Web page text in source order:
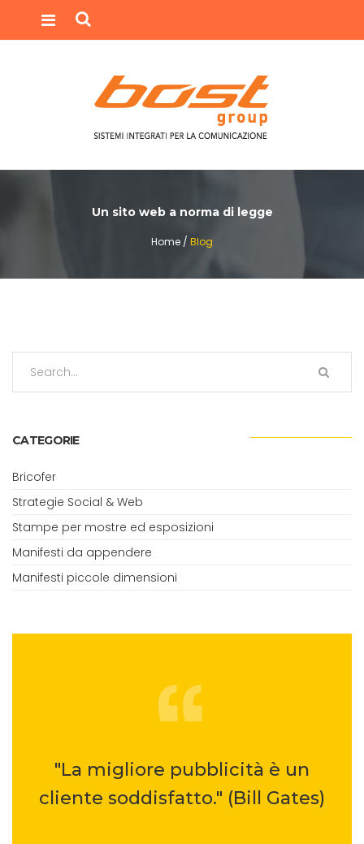
Un sito web a norma di legge
Home / Blog
CATEGORIE
Bricofer
Strategie Social & Web
Stampe per mostre ed esposizioni
Manifesti da appendere
Manifesti piccole dimensioni
"La migliore pubblicità è un
cliente soddisfatto." (Bill Gates)